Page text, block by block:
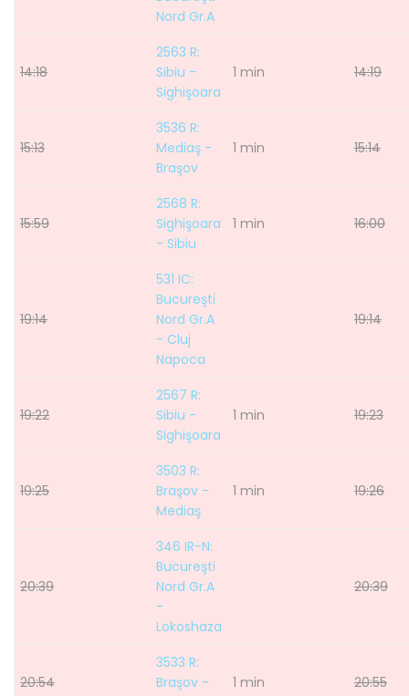
Nord Gr.A
14:18
2563 R:
Sibiu -
Sighişoara
1 min 14:19
15:13
3536 R:
Mediaş -
Braşov
1 min 15:14
15:59
2568 R:
Sighişoara
- Sibiu
1 min 16:00
19:14
531 IC:
Bucureşti
Nord Gr.A
- Cluj
Napoca
19:14
19:22
2567 R:
Sibiu -
Sighişoara
1 min 19:23
19:25
3503 R:
Braşov -
Mediaş
1 min 19:26
20:39
346 IR-N:
Bucureşti
Nord Gr.A
-
Lokoshaza
20:39
20:54
3533 R:
Braşov -
1 min 20:55